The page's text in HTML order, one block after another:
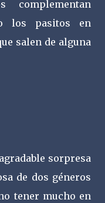
complementan
los pasitos en
salen de alguna
sorpresa
de dos géneros
tener mucho en